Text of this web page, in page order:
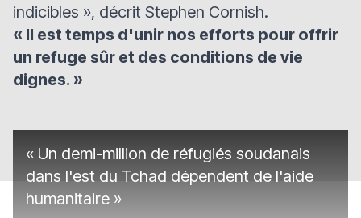
indicibles », décrit Stephen Cornish.
« Il est temps d'unir nos efforts pour offrir
un refuge sûr et des conditions de vie
dignes. »
« Un demi-million de réfugiés soudanais
dans l'est du Tchad dépendent de l'aide
humanitaire »